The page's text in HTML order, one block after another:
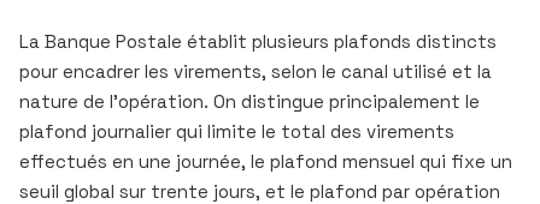
La Banque Postale établit plusieurs plafonds distincts
pour encadrer les virements, selon le canal utilisé et la
nature de l’opération. On distingue principalement le
plafond journalier qui limite le total des virements
effectués en une journée, le plafond mensuel qui fixe un
seuil global sur trente jours, et le plafond par opération